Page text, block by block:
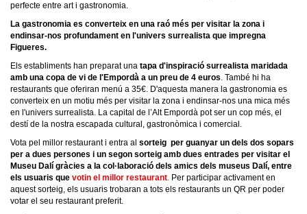
perfecte entre art i gastronomia.
La gastronomia es converteix en una raó més per visitar la zona i
endinsar-nos profundament en l'univers surrealista que impregna
Figueres.
Els establiments han preparat una tapa d'inspiració surrealista maridada
amb una copa de vi de l'Empordà a un preu de 4 euros. També hi ha
restaurants que oferiran menú a 35€. D'aquesta manera la gastronomia es
converteix en un motiu més per visitar la zona i endinsar-nos una mica més
en l'univers surrealista. La capital de l’Alt Empordà pot ser un cop més, el
destí de la nostra escapada cultural, gastronòmica i comercial.
Vota pel millor restaurant i entra al sorteig per guanyar un dels dos sopars
per a dues persones i un segon sorteig amb dues entrades per visitar el
Museu Dalí gràcies a la col·laboració dels amics dels museus Dalí, entre
els usuaris que votin el millor restaurant. Per participar activament en
aquest sorteig, els usuaris trobaran a tots els restaurants un QR per poder
votar el seu restaurant preferit.